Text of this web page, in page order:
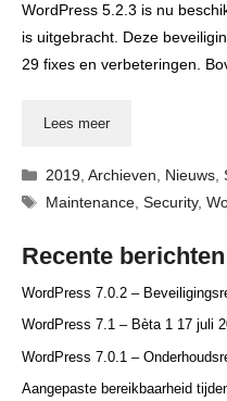
WordPress 5.2.3 is nu
is uitgebracht. Deze
29 fixes en verbeteringen.
Lees meer
Categorieën
2019 ,Archieven Nieuws ,
Tags
Maintenance ,Security,
Recente berichten
WordPress 7.0.2 –
WordPress 7.1 – Bèta 1 17 juli
WordPress 7.0.1 –
Aangepaste bereikbaarheid